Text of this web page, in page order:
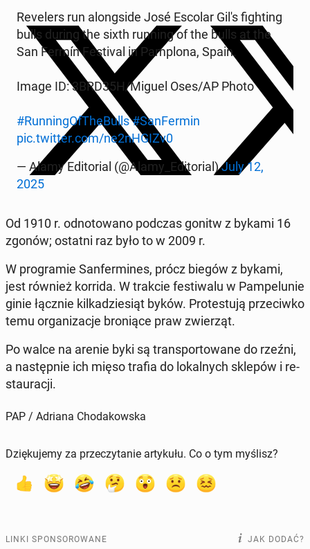
Re­ve­lers run along­si­de José Escolar Gil's fi­gh­ting
bulls during the sixth running of the bulls at the
San Fermín Fe­sti­val in Pam­plo­na, Spain.
Image ID: 3BRD35H/Miguel Oses/AP Photo
#Run­nin­gO­fThe­Bulls#San­Fer­min
pic.twitter.com/ne2nHGIZv0
— Alamy Edi­to­rial (@Alamy_Edi­to­rial)July 12,
2025
Od 1910 r. od­no­to­wa­no podczas gonitw z bykami 16
zgonów; ostatni raz było to w 2009 r.
W pro­gra­mie San­fer­mi­nes, prócz biegów z bykami,
jest również korrida. W trakcie fe­sti­wa­lu w Pam­pe­lu­nie
ginie łącznie kil­ka­dzie­siąt byków. Pro­te­stu­ją prze­ciw­ko
temu or­ga­ni­za­cje bro­nią­ce praw zwie­rząt.
Po walce na arenie byki są trans­por­to­wa­ne do rzeźni,
a na­stęp­nie ich mięso trafia do lo­kal­nych sklepów i re­
stau­ra­cji.
PAP / Adriana Chodakowska
Dziękujemy za przeczytanie artykułu. Co o tym myślisz?
LINKI SPONSOROWANE JAK DODAĆ?